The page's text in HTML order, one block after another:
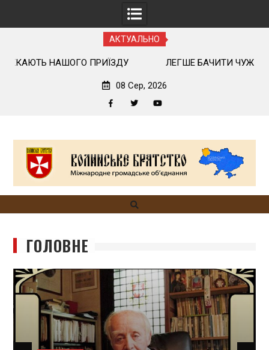
АКТУАЛЬНО
ЛЕГШЕ БАЧИТИ ЧУЖІ ПОМИЛКИ, НІЖ ВЛАСНІ
08 Сер, 2026
content
ГОЛОВНЕ